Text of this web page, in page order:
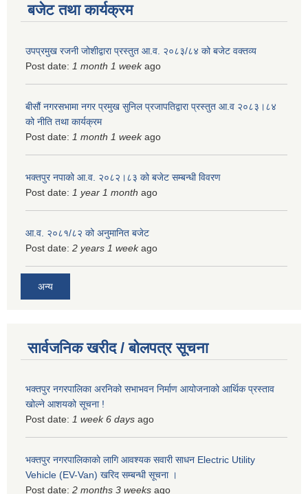
बजेट तथा कार्यक्रम
उपप्रमुख रजनी जोशीद्वारा प्रस्तुत आ.व. २०८३/८४ को बजेट वक्तव्य
Post date: 1 month 1 weekago
बीसौं नगरसभामा नगर प्रमुख सुनिल प्रजापतिद्वारा प्रस्तुत आ.व‍ २०८३।८४
को नीति तथा कार्यक्रम
Post date: 1 month 1 weekago
भक्तपुर नपाको आ.व. २०८२।८३ को बजेट सम्बन्धी विवरण
Post date: 1 year 1 month ago
आ.व. २०८१/८२ को अनुमानित बजेट
Post date: 2 years 1 weekago
अन्य
सार्वजनिक खरीद / बोलपत्र सूचना
भक्तपुर नगरपालिका अरनिको सभाभवन निर्माण आयोजनाको आर्थिक प्रस्ताव
खोल्ने आशयको सूचना !
Post date: 1 week 6 days ago
भक्तपुर नगरपालिकाकाे लागि आवश्यक सवारी साधन Electric Utility
Vehicle (EV-Van) खरिद सम्बन्धी सूचना ।
Post date: 2 months 3 weeks ago